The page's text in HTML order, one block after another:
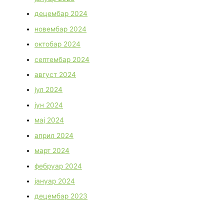
децембар 2024
новембар 2024
октобар 2024
септембар 2024
август 2024
јул 2024
јун 2024
мај 2024
април 2024
март 2024
фебруар 2024
јануар 2024
децембар 2023